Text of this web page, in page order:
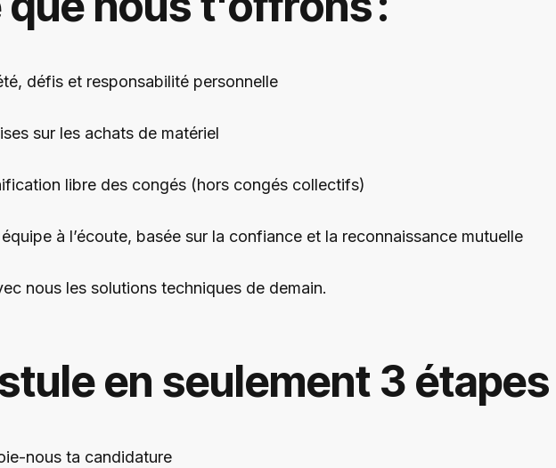
défis et responsabilité personnelle
sur les achats de matériel
libre des congés (hors congés collectifs)
à l’écoute, basée sur la confiance et la reconnaissance mutuelle
nous les solutions techniques de demain.
en seulement 3 étapes
nous ta candidature